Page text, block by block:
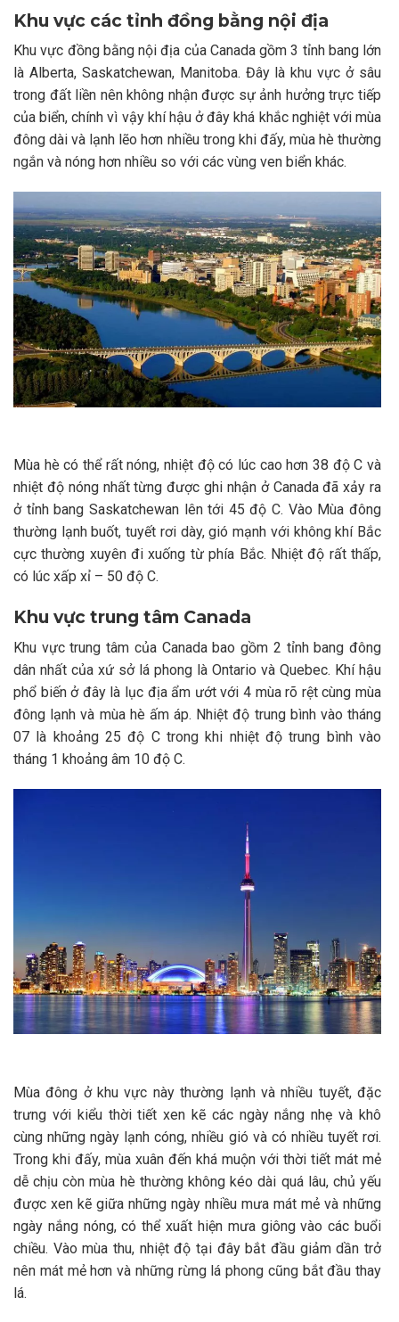
Khu vực các tỉnh đồng bằng nội địa
Khu vực đồng bằng nội địa của Canada gồm 3 tỉnh bang lớn
là Alberta, Saskatchewan, Manitoba. Đây là khu vực ở sâu
trong đất liền nên không nhận được sự ảnh hưởng trực tiếp
của biển, chính vì vậy khí hậu ở đây khá khắc nghiệt với mùa
đông dài và lạnh lẽo hơn nhiều trong khi đấy, mùa hè thường
ngắn và nóng hơn nhiều so với các vùng ven biển khác.
Mùa hè có thể rất nóng, nhiệt độ có lúc cao hơn 38 độ C và
nhiệt độ nóng nhất từng được ghi nhận ở Canada đã xảy ra
ở tỉnh bang Saskatchewan lên tới 45 độ C. Vào Mùa đông
thường lạnh buốt, tuyết rơi dày, gió mạnh với không khí Bắc
cực thường xuyên đi xuống từ phía Bắc. Nhiệt độ rất thấp,
có lúc xấp xỉ – 50 độ C.
Khu vực trung tâm Canada
Khu vực trung tâm của Canada bao gồm 2 tỉnh bang đông
dân nhất của xứ sở lá phong là Ontario và Quebec. Khí hậu
phổ biến ở đây là lục địa ẩm ướt với 4 mùa rõ rệt cùng mùa
đông lạnh và mùa hè ấm áp. Nhiệt độ trung bình vào tháng
07 là khoảng 25 độ C trong khi nhiệt độ trung bình vào
tháng 1 khoảng âm 10 độ C.
Mùa đông ở khu vực này thường lạnh và nhiều tuyết, đặc
trưng với kiểu thời tiết xen kẽ các ngày nắng nhẹ và khô
cùng những ngày lạnh cóng, nhiều gió và có nhiều tuyết rơi.
Trong khi đấy, mùa xuân đến khá muộn với thời tiết mát mẻ
dễ chịu còn mùa hè thường không kéo dài quá lâu, chủ yếu
được xen kẽ giữa những ngày nhiều mưa mát mẻ và những
ngày nắng nóng, có thể xuất hiện mưa giông vào các buổi
chiều. Vào mùa thu, nhiệt độ tại đây bắt đầu giảm dần trở
nên mát mẻ hơn và những rừng lá phong cũng bắt đầu thay
lá.